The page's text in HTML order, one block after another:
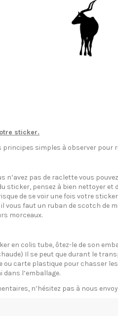
sticker.
principes simples à observer pour
n’avez pas de raclette vous
sticker, pensez à bien nettoyer et
de se voir une fois votre
vous faut un ruban de scotch de
morceaux.
en colis tube, ôtez-le de son
Il se peut que durant le
carte plastique pour chasser
dans l’emballage.
n’hésitez pas à nous